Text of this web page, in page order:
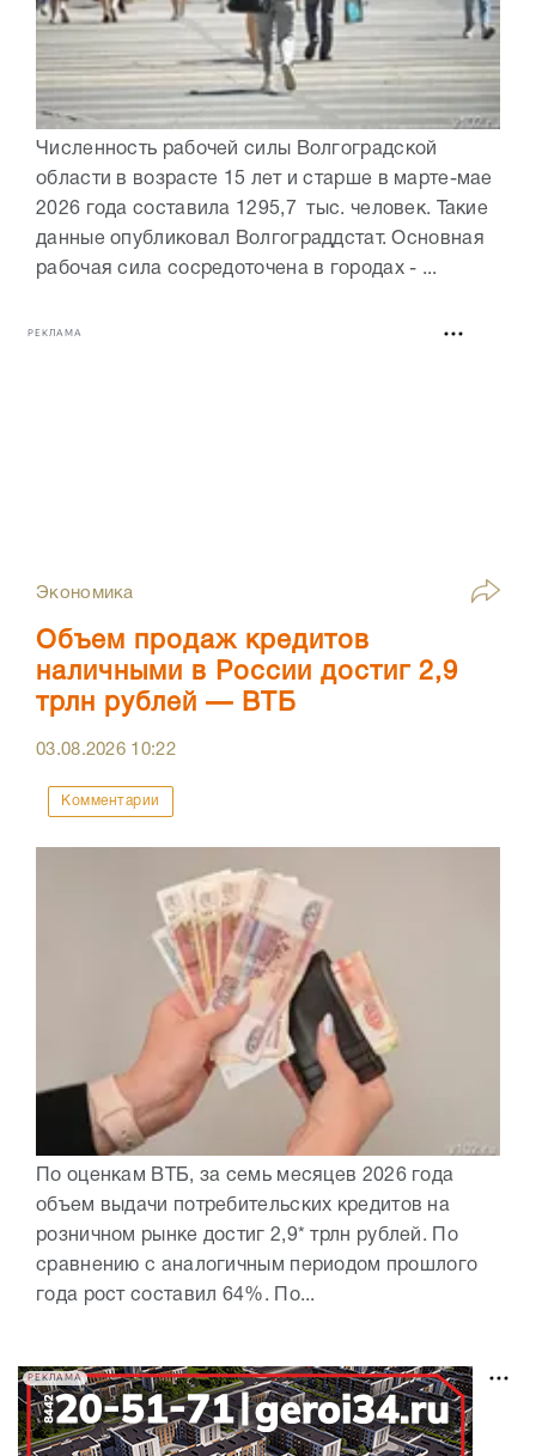
Численность рабочей силы Волгоградской
области в возрасте 15 лет и старше в марте-мае
2026 года составила 1295,7 тыс. человек. Такие
данные опубликовал Волгограддстат. Основная
рабочая сила сосредоточена в городах - ...
РЕКЛАМА
Экономика
Объем продаж кредитов
наличными в России достиг 2,9
трлн рублей — ВТБ
03.08.2026 10:22
Комментарии
По оценкам ВТБ, за семь месяцев 2026 года
объем выдачи потребительских кредитов на
розничном рынке достиг 2,9* трлн рублей. По
сравнению с аналогичным периодом прошлого
года рост составил 64%. По...
РЕКЛАМА